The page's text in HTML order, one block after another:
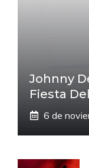
Johnny
Fiesta
6 de